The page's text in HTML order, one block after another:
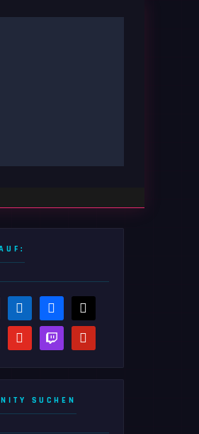
linkedin facebook
youtubetwitch pinterest
SUCHEN